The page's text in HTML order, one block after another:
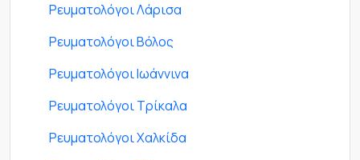
Ρευματολόγοι Λάρισα
Ρευματολόγοι Βόλος
Ρευματολόγοι Ιωάννινα
Ρευματολόγοι Τρίκαλα
Ρευματολόγοι Χαλκίδα